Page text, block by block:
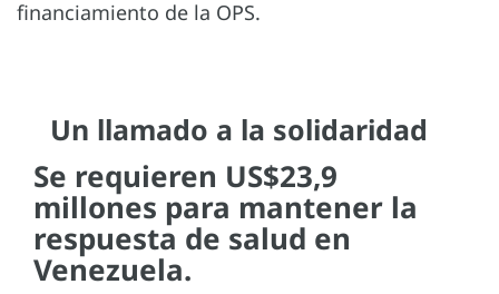
financiamiento de la OPS.
Un llamado a la solidaridad
Se requieren US$23,9
millones para mantener la
respuesta de salud en
Venezuela.